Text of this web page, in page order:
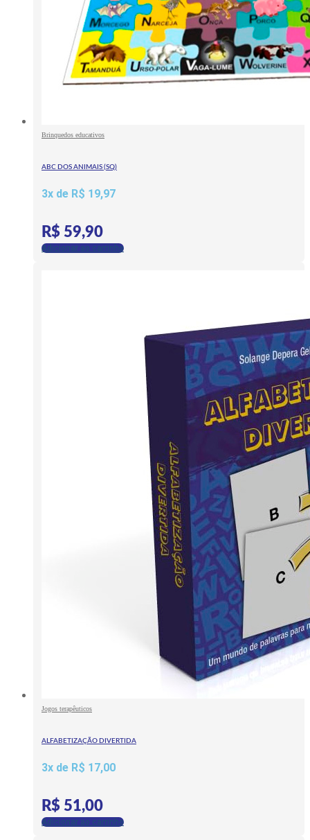
Brinquedos educativos
ABC DOS ANIMAIS (SQ)
3x de R$ 19,97
R$ 59,90
Adicionar ao carrinho
Jogos terapêuticos
ALFABETIZAÇÃO DIVERTIDA
3x de R$ 17,00
R$ 51,00
Adicionar ao carrinho